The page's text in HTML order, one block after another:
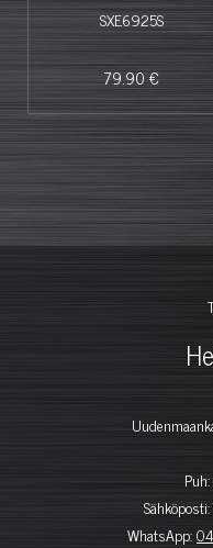
SXE6925S
79.90 €
Puh:
Sähköposti:
WhatsApp: